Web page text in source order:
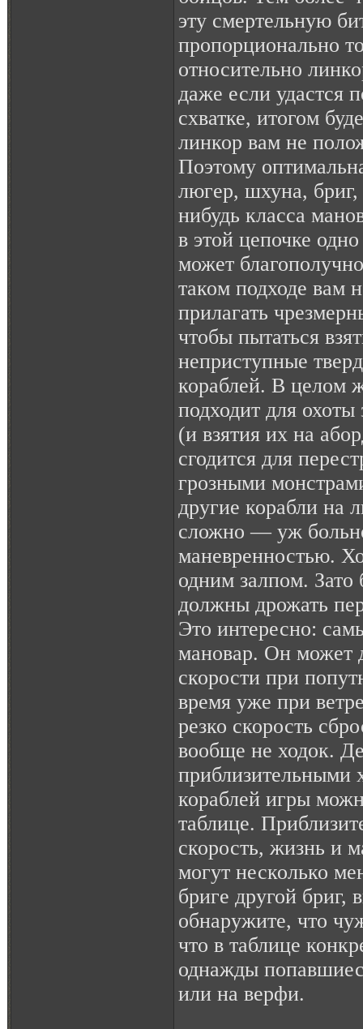
эту смертельную
пропорционально
относительно
даже если удастся
схватке, итогом
линкор вам не
Поэтому
люгер, шхуна, бриг,
нибудь класса
в этой цепочке
может
таком подходе вам
прилагать
чтобы пытаться
неприступные
кораблей. В целом
подходит для
(и взятия их на
сгодится для
грозными
другие корабли на
сложно — уж
маневренностью.
одним залпом. Зато
должны дрожать
Это интересно:
мановар. Он может
скорости при
время уже при
резко скорость
вообще не ходок.
приблизительными
кораблей игры
таблице.
скорость, жизнь и
могут несколько
бриге другой бриг,
обнаружите, что
что в таблице
однажды
или на верфи.